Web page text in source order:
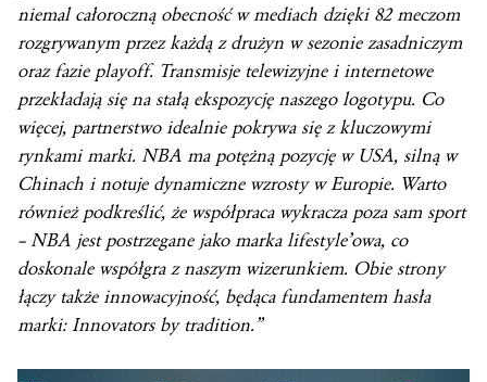
niemal całoroczną obecność w mediach dzięki 82 meczom
rozgrywanym przez każdą z drużyn w sezonie zasadniczym
oraz fazie playoff. Transmisje telewizyjne i internetowe
przekładają się na stałą ekspozycję naszego logotypu. Co
więcej, partnerstwo idealnie pokrywa się z kluczowymi
rynkami marki. NBA ma potężną pozycję w USA, silną w
Chinach i notuje dynamiczne wzrosty w Europie. Warto
również podkreślić, że współpraca wykracza poza sam sport
– NBA jest postrzegane jako marka lifestyle’owa, co
doskonale współgra z naszym wizerunkiem. Obie strony
łączy także innowacyjność, będąca fundamentem hasła
marki: Innovators by tradition.”